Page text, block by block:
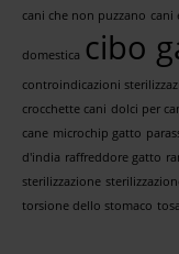
cani che non puzzano cani
domestica cibo
controindicazioni
crocchette cani dolci per
cane microchip gatto
d'india raffreddore gatto
sterilizzazione
torsione dello stomaco